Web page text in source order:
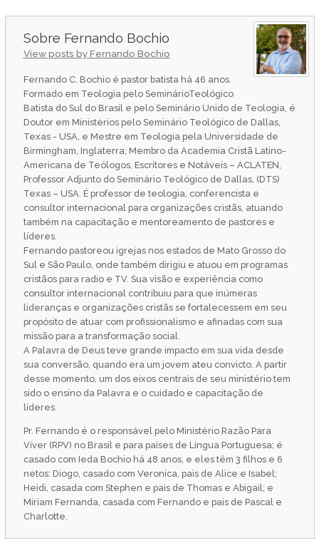
Fernando Bochio
View posts by Fernando Bochio
Fernando C. Bochio é pastor batista há 46 anos.
Formado em Teologia pelo SeminárioTeológico
Batista do Sul do Brasil e pelo Seminário Unido de Teologia, é
Doutor em Ministérios pelo Seminário Teológico de Dallas,
Texas - USA, e Mestre em Teologia pela Universidade de
Birmingham, Inglaterra; Membro da Academia Cristã Latino-
Americana de Teólogos, Escritores e Notáveis – ACLATEN,
Professor Adjunto do Seminário Teológico de Dallas, (DTS)
Texas – USA. É professor de teologia, conferencista e
consultor internacional para organizações cristãs, atuando
também na capacitação e mentoreamento de pastores e
líderes.
Fernando pastoreou igrejas nos estados de Mato Grosso do
Sul e São Paulo, onde também dirigiu e atuou em programas
cristãos para radio e TV. Sua visão e experiência como
consultor internacional contribuiu para que inúmeras
lideranças e organizações cristãs se fortalecessem em seu
propósito de atuar com profissionalismo e afinadas com sua
missão para a transformação social.
A Palavra de Deus teve grande impacto em sua vida desde
sua conversão, quando era um jovem ateu convicto. A partir
desse momento, um dos eixos centrais de seu ministério tem
sido o ensino da Palavra e o cuidado e capacitação de
líderes.
Pr. Fernando é o responsável pelo Ministério Razão Para
Viver (RPV) no Brasil e para países de Língua Portuguesa; é
casado com Ieda Bochio há 48 anos, e eles têm 3 filhos e 6
netos: Diogo, casado com Veronica, pais de Alice e Isabel;
Heidi, casada com Stephen e pais de Thomas e Abigail; e
Miriam Fernanda, casada com Fernando e pais de Pascal e
Charlotte.